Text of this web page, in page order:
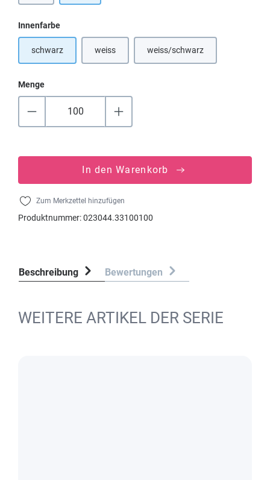
Innenfarbeauswählen
schwarz weiss(Diese Option ist zurzeit nicht verfügbar.)
weiss/schwarz(Diese Option ist zurzeit
Menge
In den Warenkorb
Zum Merkzettel hinzufügen
Produktnummer:023044.33100100
Beschreibung Bewertungen
WEITERE ARTIKEL DER SERIE